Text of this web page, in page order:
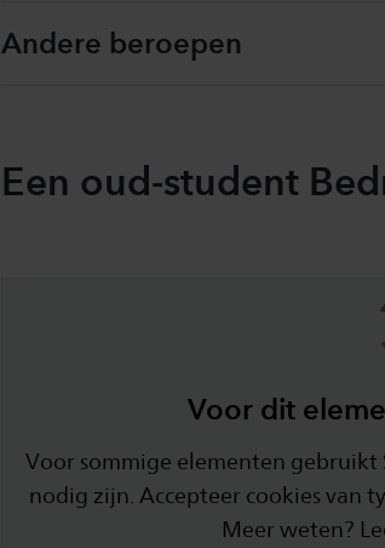
Andere beroepen
Een oud-student
Voor dit
Voor sommige elementen gebruikt
nodig zijn. Accepteer cookies van
Meer weten?